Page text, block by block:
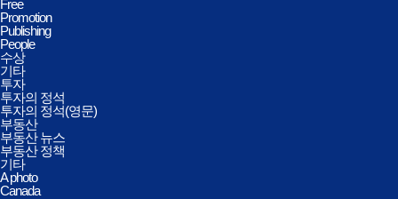
Free
Promotion
Publishing
People
수상
기타
투자
투자의 정석
투자의 정석(영문)
부동산
부동산 뉴스
부동산 정책
기타
A photo
Canada